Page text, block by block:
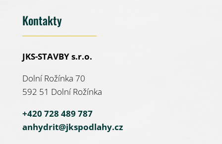
Kontakty
JKS-STAVBY s.r.o.
Dolní Rožínka 70
592 51 Dolní Rožínka
+420 728 489 787
anhydrit@jkspodlahy.cz